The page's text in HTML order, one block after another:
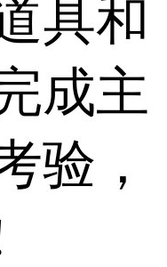
具和
成主
验，